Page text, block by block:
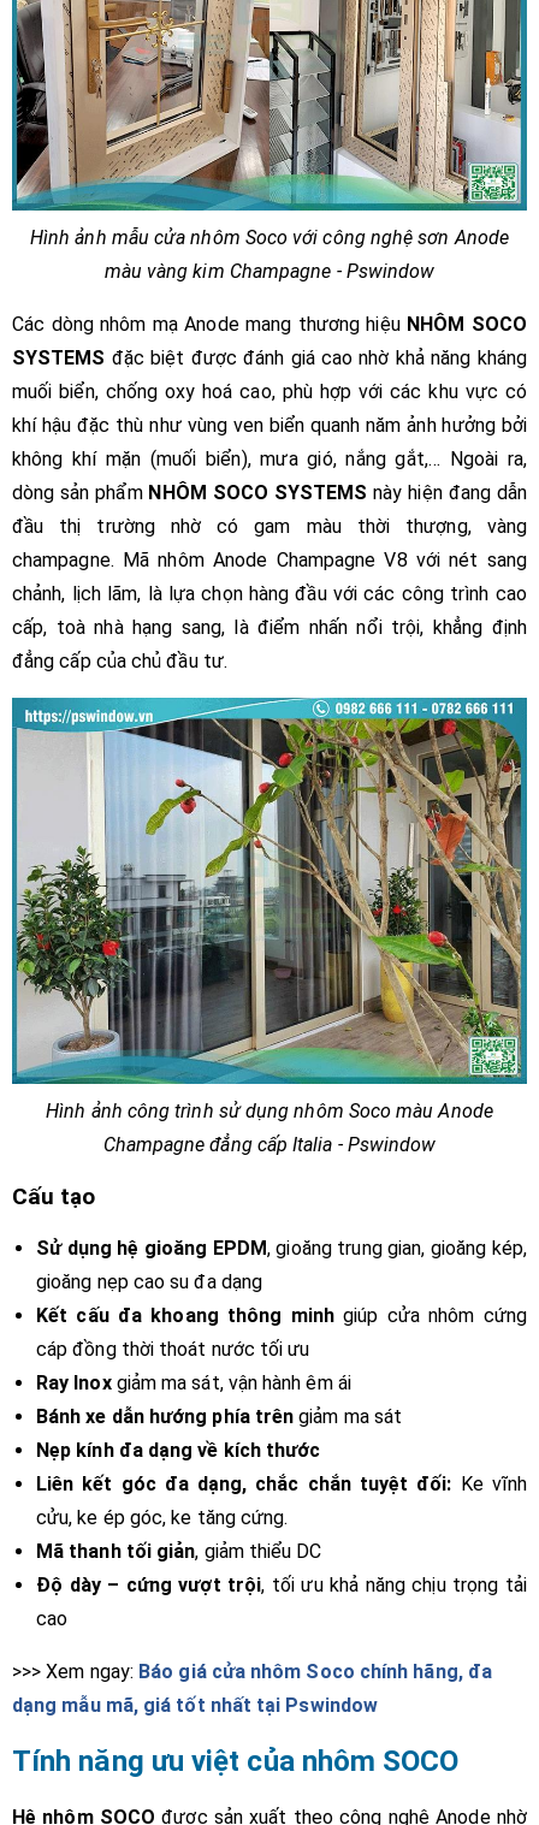
Hình ảnh mẫu cửa nhôm Soco với công nghệ sơn Anode
màu vàng kim Champagne - Pswindow
Các dòng nhôm mạ Anode mang thương hiệu NHÔM SOCO
SYSTEMS đặc biệt được đánh giá cao nhờ khả năng kháng
muối biển, chống oxy hoá cao, phù hợp với các khu vực có
khí hậu đặc thù như vùng ven biển quanh năm ảnh hưởng bởi
không khí mặn (muối biển), mưa gió, nắng gắt,… Ngoài ra,
dòng sản phẩm NHÔM SOCO SYSTEMS này hiện đang dẫn
đầu thị trường nhờ có gam màu thời thượng, vàng
champagne. Mã nhôm Anode Champagne V8 với nét sang
chảnh, lịch lãm, là lựa chọn hàng đầu với các công trình cao
cấp, toà nhà hạng sang, là điểm nhấn nổi trội, khẳng định
đẳng cấp của chủ đầu tư.
Hình ảnh công trình sử dụng nhôm Soco màu Anode
Champagne đẳng cấp Italia - Pswindow
Cấu tạo
Sử dụng hệ gioăng EPDM, gioăng trung gian, gioăng kép,
gioăng nẹp cao su đa dạng
Kết cấu đa khoang thông minhgiúp cửa nhôm cứng
cáp đồng thời thoát nước tối ưu
Ray Inox giảm ma sát, vận hành êm ái
Bánh xe dẫn hướng phía trêngiảm ma sát
Nẹp kính đa dạng về kích thước
Liên kết góc đa dạng, chắc chắn tuyệt đối: Ke vĩnh
cửu, ke ép góc, ke tăng cứng.
Mã thanh tối giản, giảm thiểu DC
Độ dày – cứng vượt trội, tối ưu khả năng chịu trọng tải
cao
>>> Xem ngay: Báo giá cửa nhôm Soco chính hãng, đa
dạng mẫu mã, giá tốt nhất tại Pswindow
Tính năng ưu việt của nhôm SOCO
Hệ nhôm SOCO được sản xuất theo công nghệ Anode nhờ